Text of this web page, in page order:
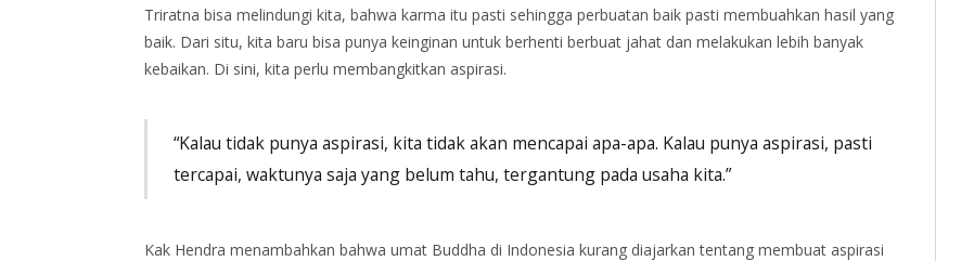
Triratna bisa melindungi kita, bahwa karma itu pasti sehingga perbuatan baik pasti membuahkan hasil yang
baik. Dari situ, kita baru bisa punya keinginan untuk berhenti berbuat jahat dan melakukan lebih banyak
kebaikan. Di sini, kita perlu membangkitkan aspirasi.
“Kalau tidak punya aspirasi, kita tidak akan mencapai apa-apa. Kalau punya aspirasi, pasti
tercapai, waktunya saja yang belum tahu, tergantung pada usaha kita.”
Kak Hendra menambahkan bahwa umat Buddha di Indonesia kurang diajarkan tentang membuat aspirasi